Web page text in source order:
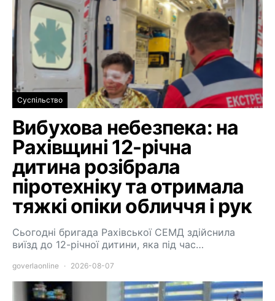
Суспільство
Вибухова небезпека: на
Рахівщині 12-річна
дитина розібрала
піротехніку та отримала
тяжкі опіки обличчя і рук
Сьогодні бригада Рахівської СЕМД здійснила
виїзд до 12-річної дитини, яка під час…
goverlaonline 2026-08-07